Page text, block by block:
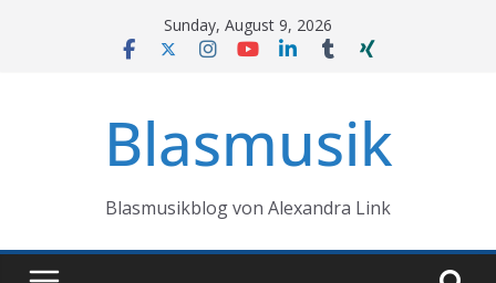
Sunday, August 9, 2026
Blasmusik
Blasmusikblog von Alexandra Link